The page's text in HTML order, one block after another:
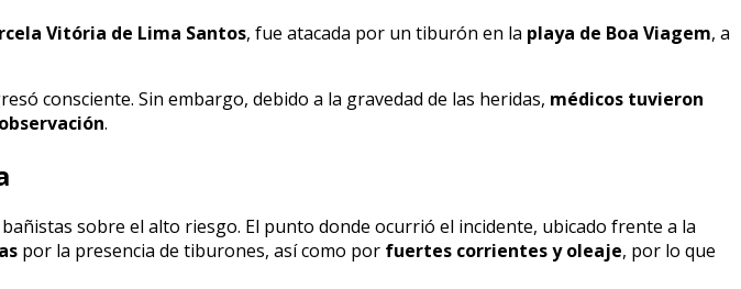
Vitória de Lima Santos, fue atacada por un tiburón en la playa de Boa Viagem, a
consciente. Sin embargo, debido a la gravedad de las heridas, médicos tuvieron
.
sobre el alto riesgo. El punto donde ocurrió el incidente, ubicado frente a la
por la presencia de tiburones, así como por fuertes corrientes y oleaje, por lo que